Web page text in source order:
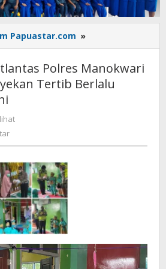
Papuastar.com »
Kartini,
Polres
Manokwari
Lintas
Polres Manokwari
Tertib Berlalu